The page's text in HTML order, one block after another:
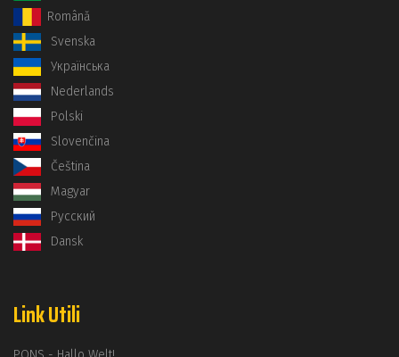
Română
Svenska
Українська
Nederlands
Polski
Slovenčina
Čeština
Magyar
Русский
Dansk
Link Utili